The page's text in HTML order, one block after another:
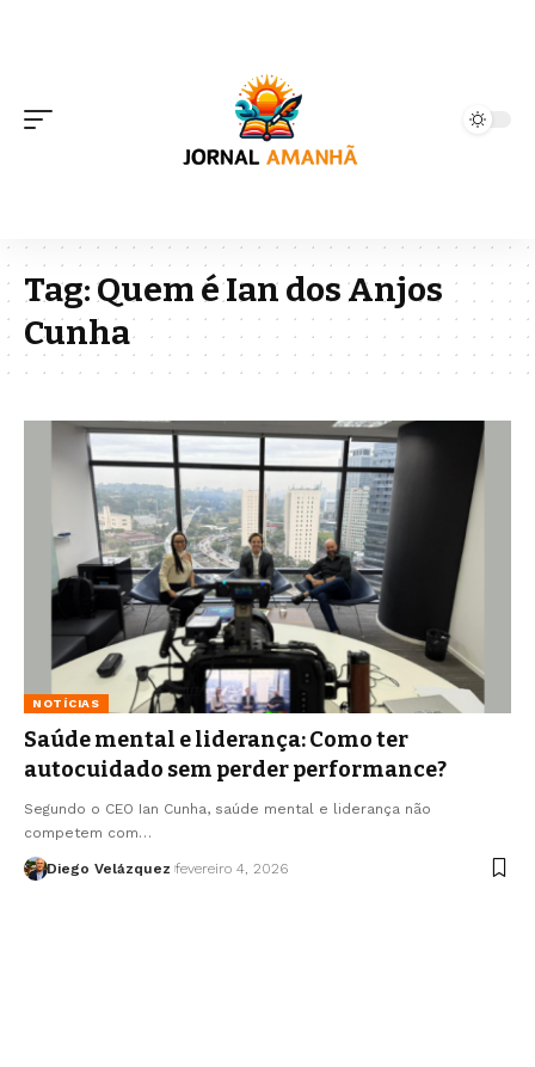
Tag:Quem é Ian dos Anjos
Cunha
NOTÍCIAS
Saúde mental e liderança: Como ter
autocuidado sem perder performance?
Segundo o CEO Ian Cunha, saúde mental e liderança não
competem com…
Diego Velázquez fevereiro 4, 2026